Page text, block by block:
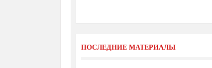
ПОСЛЕДНИЕ МАТЕРИАЛЫ